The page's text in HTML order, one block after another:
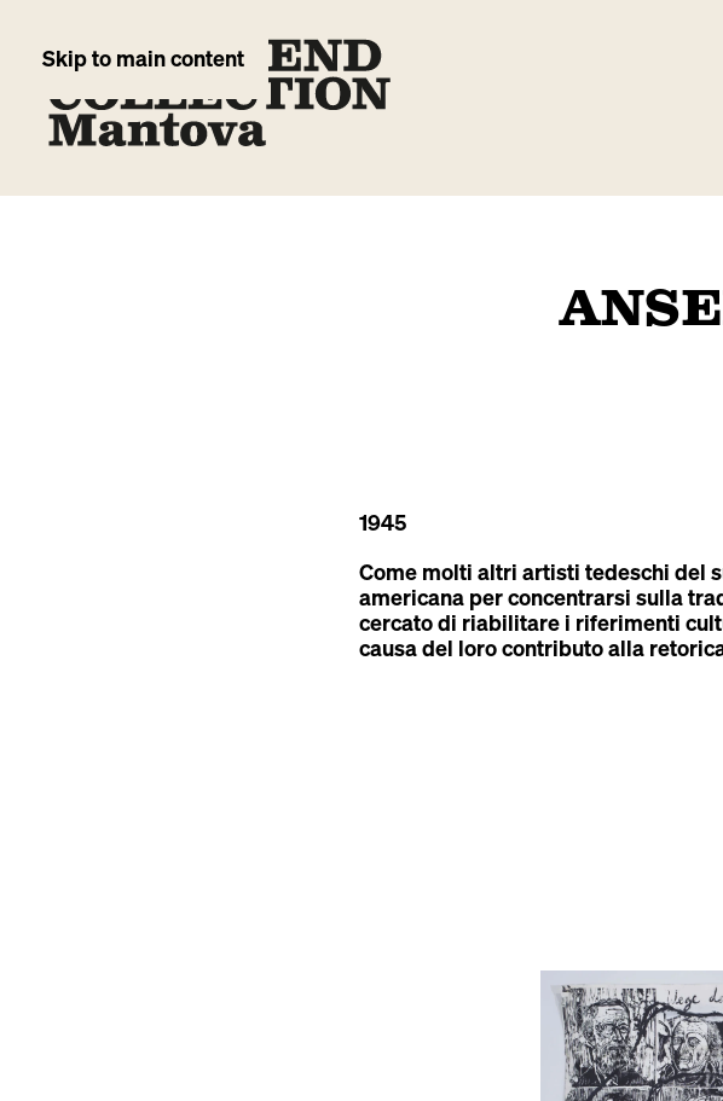
Skip to main content
1945
Come molti altri artisti tedeschi del
americana per concentrarsi sulla
cercato di riabilitare i riferimenti
causa del loro contributo alla